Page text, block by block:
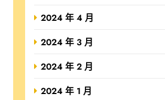
2024 年 4 月
2024 年 3 月
2024 年 2 月
2024 年 1 月